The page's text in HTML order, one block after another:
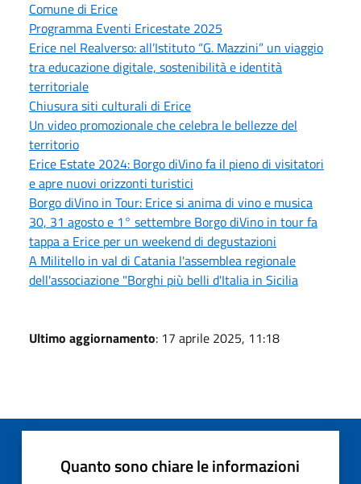
Comune di Erice
Programma Eventi Ericestate 2025
Erice nel Realverso: all’Istituto “G. Mazzini” un viaggio
tra educazione digitale, sostenibilità e identità
territoriale
Chiusura siti culturali di Erice
Un video promozionale che celebra le bellezze del
territorio
Erice Estate 2024: Borgo diVino fa il pieno di visitatori
e apre nuovi orizzonti turistici
Borgo diVino in Tour: Erice si anima di vino e musica
30, 31 agosto e 1° settembre Borgo diVino in tour fa
tappa a Erice per un weekend di degustazioni
A Militello in val di Catania l'assemblea regionale
dell'associazione "Borghi più belli d'Italia in Sicilia
Ultimo aggiornamento: 17 aprile 2025, 11:18
Quanto sono chiare le informazioni